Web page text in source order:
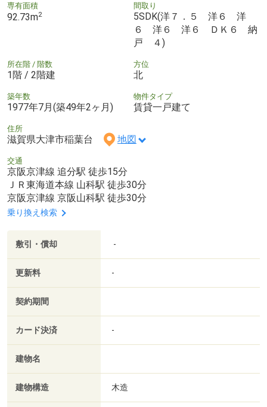
専有面積
92.73m2
間取り
5SDK(洋７．５ 洋６ 洋
６ 洋６ 洋６ ＤＫ６ 納
戸 ４)
所在階 / 階数
1階 / 2階建
方位
北
築年数
1977年7月(築49年2ヶ月)
物件タイプ
賃貸一戸建て
住所
滋賀県大津市稲葉台 地図
交通
京阪京津線 追分駅 徒歩15分
ＪＲ東海道本線 山科駅 徒歩30分
京阪京津線 京阪山科駅 徒歩30分
乗り換え検索
敷引・償却 -
更新料 -
契約期間
カード決済 -
建物名
建物構造 木造